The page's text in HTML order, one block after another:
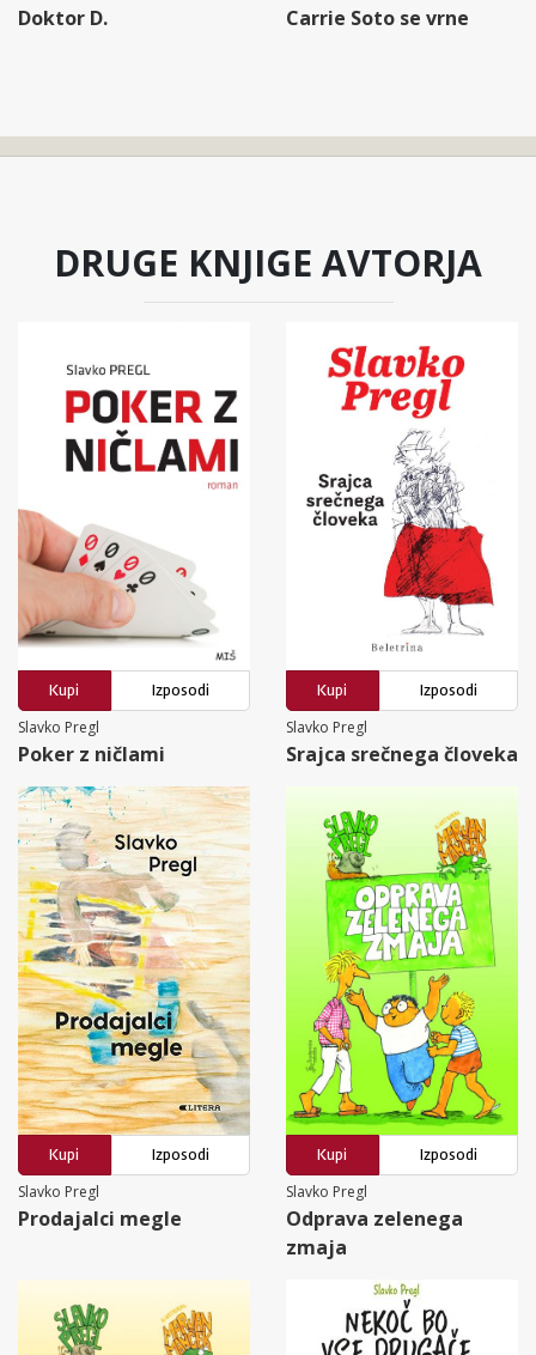
Doktor D. Carrie Soto se vrne
DRUGE KNJIGE AVTORJA
Kupi
Izposodi
Slavko Pregl
Poker z ničlami
Kupi
Izposodi
Slavko Pregl
Srajca srečnega človeka
Kupi
Izposodi
Slavko Pregl
Prodajalci megle
Kupi
Izposodi
Slavko Pregl
Odprava zelenega
zmaja